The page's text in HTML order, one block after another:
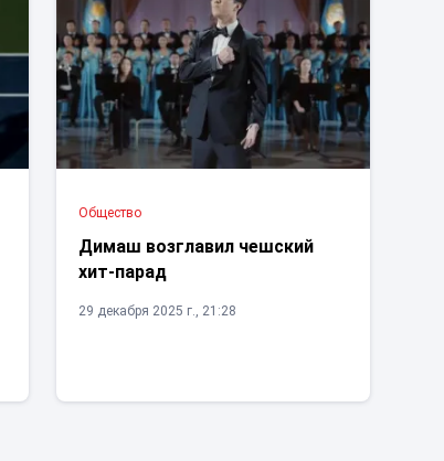
Общество
Димаш возглавил чешский
хит-парад
29 декабря 2025 г., 21:28